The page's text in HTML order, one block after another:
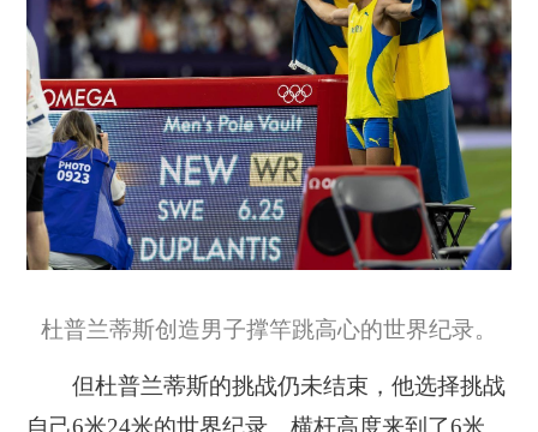
杜普兰蒂斯创造男子撑竿跳高心的世界纪录。
但杜普兰蒂斯的挑战仍未结束，他选择挑战
自己6米24米的世界纪录。横杆高度来到了6米